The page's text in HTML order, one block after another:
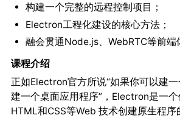
构建一个完整的远程控制项目；
Electron工程化建设的核心方法；
融会贯通Node.js、WebRTC等前端
课程介绍
正如Electron官方所说“如果你可以建
建一个桌面应用程序”，Electron是一
HTML和CSS等Web 技术创建原生程